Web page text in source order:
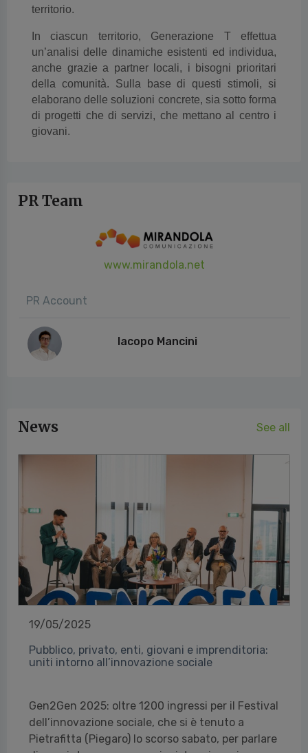
territorio.
In ciascun territorio, Generazione T effettua
un’analisi delle dinamiche esistenti ed individua,
anche grazie a partner locali, i bisogni prioritari
della comunità. Sulla base di questi stimoli, si
elaborano delle soluzioni concrete, sia sotto forma
di progetti che di servizi, che mettano al centro i
giovani.
PR Team
www.mirandola.net
PR Account
Iacopo Mancini
News See all
19/05/2025
Pubblico, privato, enti, giovani e imprenditoria:
uniti intorno all’innovazione sociale
Gen2Gen 2025: oltre 1200 ingressi per il Festival
dell’innovazione sociale, che si è tenuto a
Pietrafitta (Piegaro) lo scorso sabato, per parlare